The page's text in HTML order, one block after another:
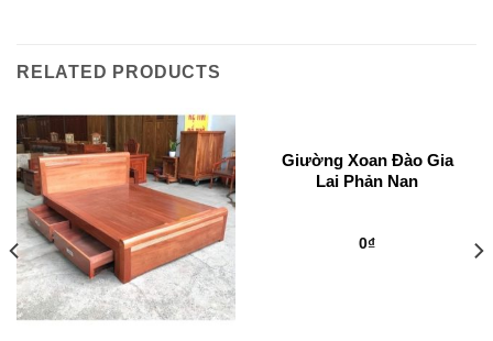
RELATED PRODUCTS
Giường Xoan Đào Gia
Lai Phản Nan
0₫